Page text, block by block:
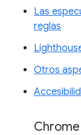
Las
reglas
Otros
Chrome